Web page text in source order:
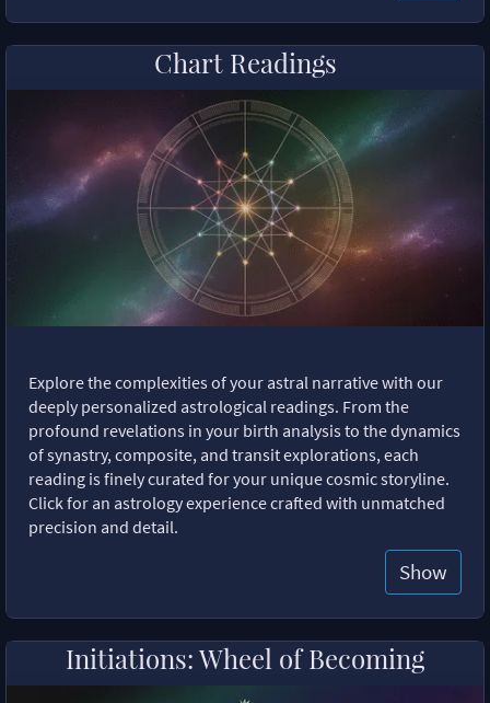
Chart Readings
Explore the complexities of your astral narrative with our
deeply personalized astrological readings. From the
profound revelations in your birth analysis to the dynamics
of synastry, composite, and transit explorations, each
reading is finely curated for your unique cosmic storyline.
Click for an astrology experience crafted with unmatched
precision and detail.
Show
Initiations: Wheel of Becoming